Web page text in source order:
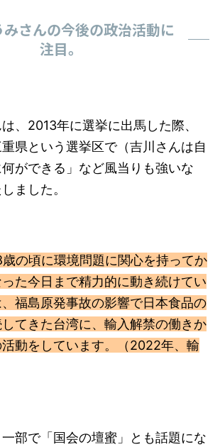
さんの今後の政治活動に
注目。
、2013年に選挙に出馬した際、
県という選挙区で（吉川さんは自
ができる」など風当りも強いな
ました。
の頃に環境問題に関心を持ってか
た今日まで精力的に動き続けてい
福島原発事故の影響で日本食品の
てきた台湾に、輸入解禁の働きか
動をしています。（2022年、輸
部で「国会の壇蜜」とも話題にな